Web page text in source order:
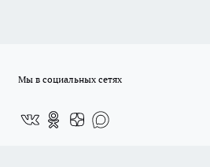
Мы в социальных сетях